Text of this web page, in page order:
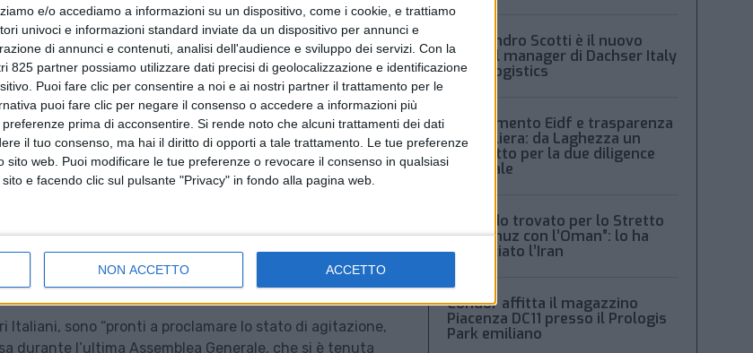
e/o accediamo a informazioni su un dispositivo, come i cookie, e trattiamo
univoci e informazioni standard inviate da un dispositivo per annunci e
di annunci e contenuti, analisi dell'audience e sviluppo dei servizi. Con la
825 partner possiamo utilizzare dati precisi di geolocalizzazione e identificazione
Puoi fare clic per consentire a noi e ai nostri partner il trattamento per le
puoi fare clic per negare il consenso o accedere a informazioni più
prima di acconsentire. Si rende noto che alcuni trattamenti dei dati
il tuo consenso, ma hai il diritto di opporti a tale trattamento. Le tue preferenze
sito web. Puoi modificare le tue preferenze o revocare il consenso in qualsiasi
e facendo clic sul pulsante "Privacy" in fondo alla pagina web.
NON ACCETTO ACCETTO
sono “pronti a proclamare lo stato di agitazione,
durante l’ultima Assemblea Generale, che si è tenuta
Alessandro Scotti è il nuovo
general manager di Dachser Italy
Food Logistics
Regolamento Eidf e trasparenza
della filiera: da Laghezza un
pacchetto per la due diligence
aziendale
“Accordo trovato per lo Stretto
di Hormuz con l’Oman”: lo ha
annunciato l’Iran
Condor affitta il magazzino
Piacenza DC11 presso il Prologis
Park emiliano